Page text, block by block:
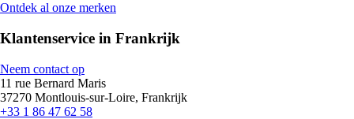
Ontdek al onze merken
Klantenservice in Frankrijk
Neem contact op
11 rue Bernard Maris
37270 Montlouis-sur-Loire, Frankrijk
+33 1 86 47 62 58